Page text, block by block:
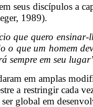
seus discípulos a
1989).
que quero
que um homem
sempre em seu
em amplas
a restringir cada
global em